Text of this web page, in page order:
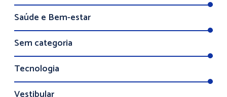
Saúde e Bem-estar
Sem categoria
Tecnologia